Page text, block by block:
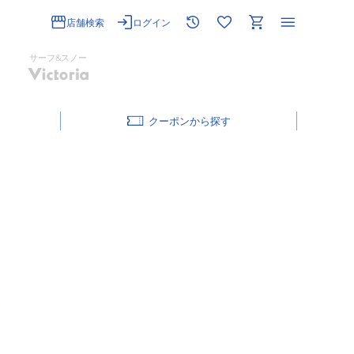
店舗検索 ログイン
サーフ&スノー
クーポン